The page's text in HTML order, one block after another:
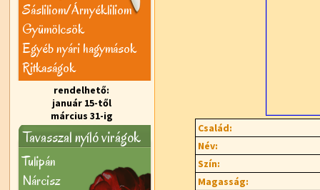
Sásliliom/Árnyékliliom
Gyümölcsök
Egyéb nyári hagymások
Ritkaságok
rendelhető:
január 15-től
március 31-ig
Tavasszal nyíló virágok
Tulipán
Nárcisz
Család:
Név:
Szín:
Magasság: